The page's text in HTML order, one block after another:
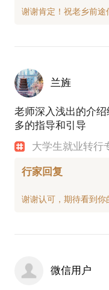
兰旌
老师深入浅出的介
多的指导和引导
大学生就业转行
行家回复
微信用户